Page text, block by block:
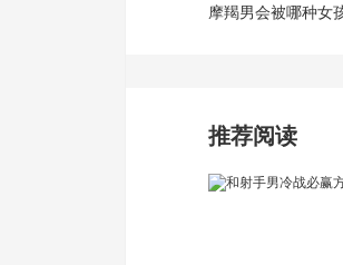
摩羯男会被哪种女
推荐阅读